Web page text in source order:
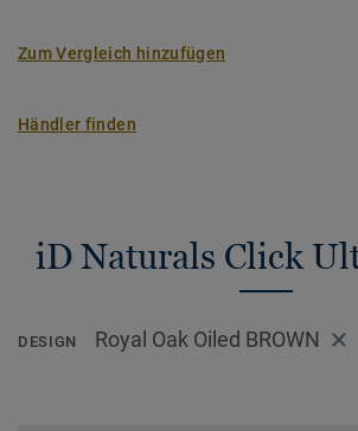
Zum Vergleich hinzufügen
Händler finden
iD Naturals Click
DESIGN Royal Oak Oiled BROWN